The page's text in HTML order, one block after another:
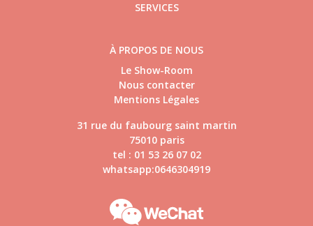
SERVICES
À PROPOS DE NOUS
Le Show-Room
Nous contacter
Mentions Légales
31 rue du faubourg saint martin
75010 paris
tel : 01 53 26 07 02
whatsapp:0646304919